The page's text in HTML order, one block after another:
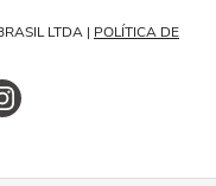
LTDA | POLÍTICA DE